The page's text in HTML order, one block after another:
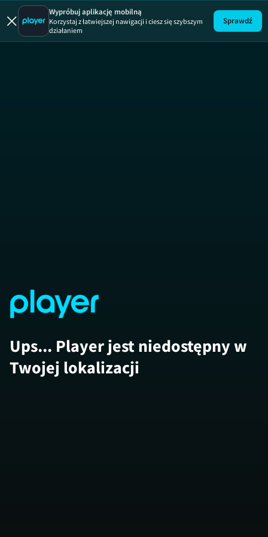
Wypróbuj aplikację mobilną
Korzystaj z łatwiejszej nawigacji i ciesz się szybszym
działaniem
Sprawdź
Ups... Player jest niedostępny w
Twojej lokalizacji